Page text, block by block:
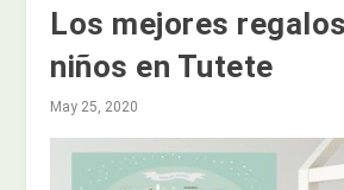
Los mejores
niños en Tutete
May 25, 2020